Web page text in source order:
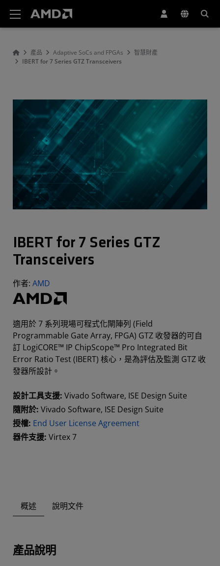
產品 Adaptive SoCs and FPGAs
智慧財產
IBERT for 7 Series GTZ Transceivers
IBERT for 7 Series GTZ
Transceivers
作者: AMD
適用於 7 系列現場可程式化閘陣列 (Field
Programmable Gate Array, FPGA) GTZ 收發器的可自
訂 LogiCORE™ IP ChipScope™ Pro Integrated Bit
Error Ratio Test (IBERT) 核心，是為評估及監測 GTZ 收
發器所設計。
設計工具支援: Vivado Software, ISE Design Suite
隨附於: Vivado Software, ISE Design Suite
授權: End User License Agreement
器件支援: Virtex 7
概述 說明文件
產品說明